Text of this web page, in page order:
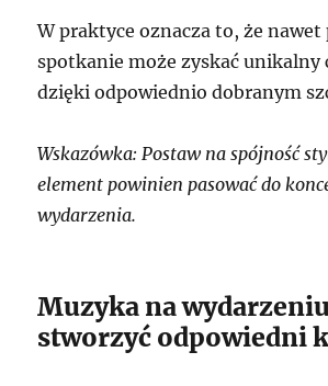
W praktyce oznacza to, że nawet
spotkanie może zyskać unikalny
dzięki odpowiednio dobranym
Wskazówka: Postaw na spójność
element powinien pasować do
wydarzenia.
Muzyka na
stworzyć odpowiedni